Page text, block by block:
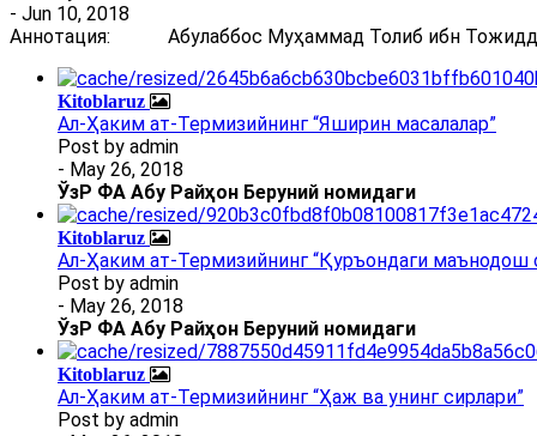
- Jun 10, 2018
Аннотация: Абулаббос Муҳаммад Толиб ибн
Kitoblaruz
Ал-Ҳаким ат-Термизийнинг “Яширин масалалар”
Post by admin
- May 26, 2018
ЎзР ФА Абу Райҳон Беруний номидаги
Kitoblaruz
Ал-Ҳаким ат-Термизийнинг “Қуръондаги маънодош
Post by admin
- May 26, 2018
ЎзР ФА Абу Райҳон Беруний номидаги
Kitoblaruz
Ал-Ҳаким ат-Термизийнинг “Ҳаж ва унинг сирлари”
Post by admin